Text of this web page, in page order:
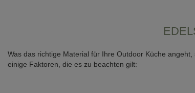
Was das richtige Material für Ihre Outdoor Küche
einige Faktoren, die es zu beachten gilt: